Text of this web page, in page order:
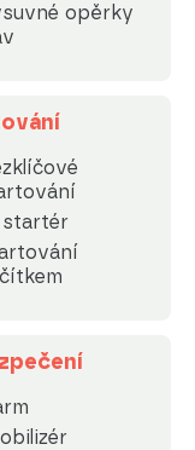
opěrky
startér